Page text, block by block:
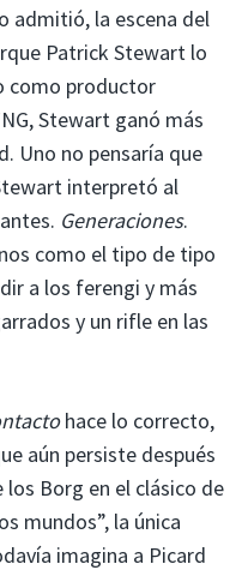
admitió, la escena del
Patrick Stewart lo
como productor
Stewart ganó más
Uno no pensaría que
interpretó al
Generaciones.
como el tipo de tipo
a los ferengi y más
y un rifle en las
hace lo correcto,
aún persiste después
Borg en el clásico de
mundos”, la única
imagina a Picard